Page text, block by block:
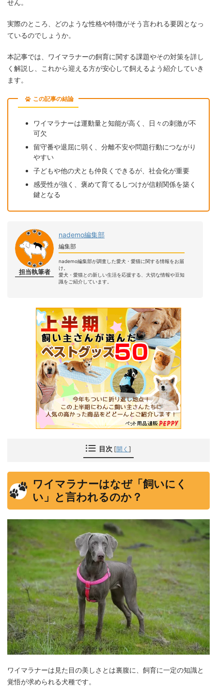
せん。
実際のところ、どのような性格や特徴がそう言われる要因となっ
ているのでしょうか。
本記事では、ワイマラナーの飼育に関する課題やその対策を詳し
く解説し、これから迎える方が安心して飼えるよう紹介していき
ます。
この記事の結論
ワイマラナーは運動量と知能が高く、日々の刺激が不
可欠
留守番や退屈に弱く、分離不安や問題行動につながり
やすい
子どもや他の犬とも仲良くできるが、社会化が重要
感受性が強く、褒めて育てるしつけが信頼関係を築く
鍵となる
担当執筆者
nademo編集部
編集部
nademo編集部が調査した愛犬・愛猫に関する情報をお届
け。
愛犬・愛猫との新しい生活を応援する、大切な情報や豆知
識をご紹介しています。
目次 [開く ]
ワイマラナーはなぜ「飼いにく
い」と言われるのか？
ワイマラナーは見た目の美しさとは裏腹に、飼育に一定の知識と
覚悟が求められる犬種です。